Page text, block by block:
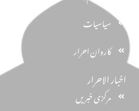
اخبار الاحرار
مرکزی خبریں
سیاسیات
کاروان احرار